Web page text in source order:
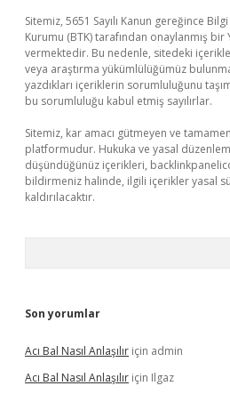
Sitemiz, 5651 Sayılı Kanun gereğince
Kurumu (BTK) tarafından onaylanmış bir
vermektedir. Bu nedenle, sitedeki
veya araştırma yükümlülüğümüz
yazdıkları içeriklerin sorumluluğunu
bu sorumluluğu kabul etmiş sayılırlar.
Sitemiz, kar amacı gütmeyen ve
platformudur. Hukuka ve yasal
düşündüğünüz içerikleri,
bildirmeniz halinde, ilgili içerikler yasal
kaldırılacaktır.
Son yorumlar
Acı Bal Nasıl Anlaşılır için admin
Acı Bal Nasıl Anlaşılır için Ilgaz